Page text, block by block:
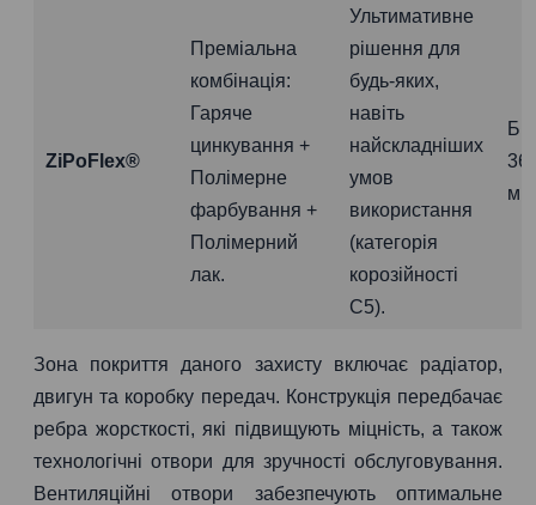
ZiPoFlex®
Преміальна
комбінація:
Гаряче
цинкування +
Полімерне
фарбування +
Полімерний
лак.
Ультимативне
рішення для
будь-яких,
навіть
найскладніших
умов
використання
(категорія
корозійності
C5).
36
Зона покриття даного захисту включає радіатор,
двигун та коробку передач. Конструкція передбачає
ребра жорсткості, які підвищують міцність, а також
технологічні отвори для зручності обслуговування.
Вентиляційні отвори забезпечують оптимальне